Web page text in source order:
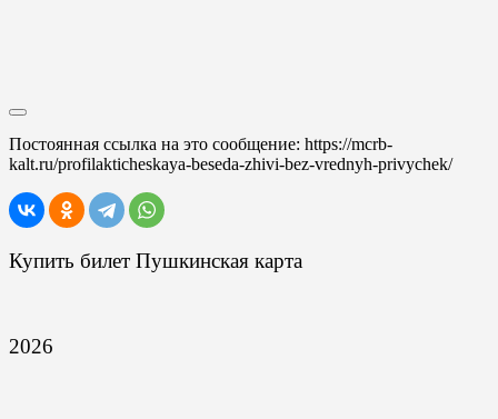
Постоянная ссылка на это сообщение: https://mcrb-
kalt.ru/profilakticheskaya-beseda-zhivi-bez-vrednyh-privychek/
Купить билет Пушкинская карта
2026